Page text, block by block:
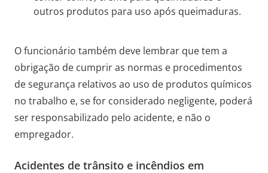
outros produtos para uso após queimaduras.
O funcionário também deve lembrar que tem a
obrigação de cumprir as normas e procedimentos
de segurança relativos ao uso de produtos químicos
no trabalho e, se for considerado negligente, poderá
ser responsabilizado pelo acidente, e não o
empregador.
Acidentes de trânsito e incêndios em